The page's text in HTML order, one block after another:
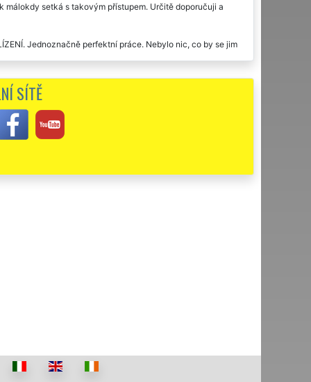
setká s takovým přístupem. Určitě doporučuji a
Jednoznačně perfektní práce. Nebylo nic, co by se jim
SÍTĚ